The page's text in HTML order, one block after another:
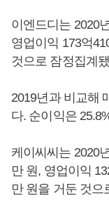
이엔드디는 2020
영업이익 173억
것으로 잠정집계
2019년과 비교해
다. 순이익은
케이씨씨는 2020
만 원, 영업이익
만 원을 거둔 것으